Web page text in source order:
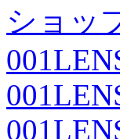
ショッ